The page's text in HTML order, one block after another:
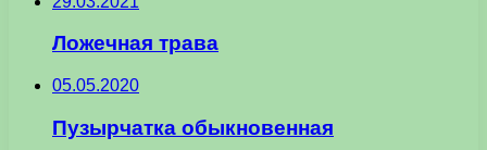
Ложечная трава
05.05.2020
Пузырчатка обыкновенная